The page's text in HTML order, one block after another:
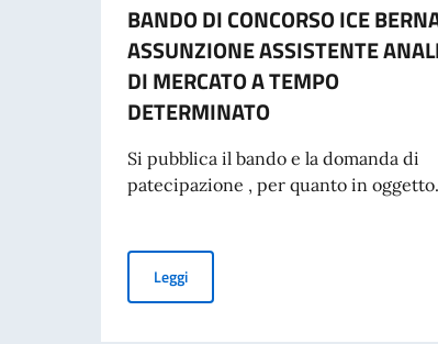
BANDO DI CONCORSO ICE
ASSUNZIONE ASSISTENTE
DI MERCATO A TEMPO
DETERMINATO
Si pubblica il bando e la domanda di
patecipazione , per quanto in
LeggiBANDO DI CONCORSO ICE BERNA -